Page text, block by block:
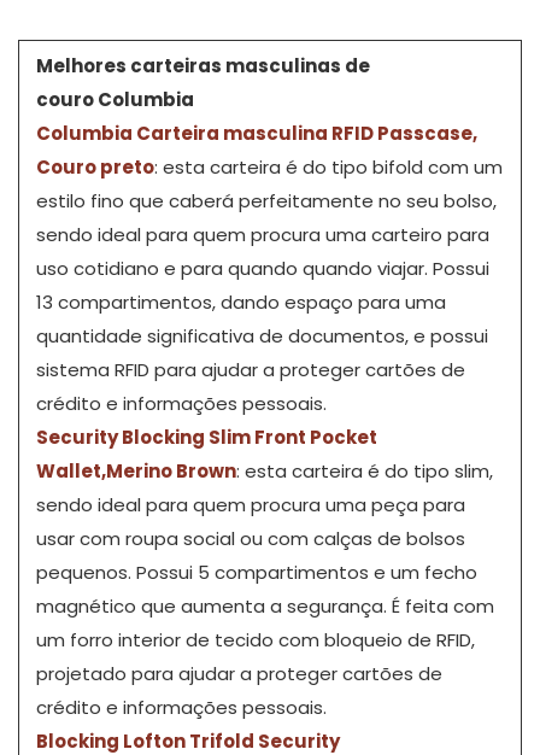
Melhores carteiras masculinas de
couro Columbia
Columbia Carteira masculina RFID Passcase,
Couro preto: esta carteira é do tipo bifold com um
estilo fino que caberá perfeitamente no seu bolso,
sendo ideal para quem procura uma carteiro para
uso cotidiano e para quando quando viajar. Possui
13 compartimentos, dando espaço para uma
quantidade significativa de documentos, e possui
sistema RFID para ajudar a proteger cartões de
crédito e informações pessoais.
Security Blocking Slim Front Pocket
Wallet,Merino Brown: esta carteira é do tipo slim,
sendo ideal para quem procura uma peça para
usar com roupa social ou com calças de bolsos
pequenos. Possui 5 compartimentos e um fecho
magnético que aumenta a segurança. É feita com
um forro interior de tecido com bloqueio de RFID,
projetado para ajudar a proteger cartões de
crédito e informações pessoais.
Blocking Lofton Trifold Security